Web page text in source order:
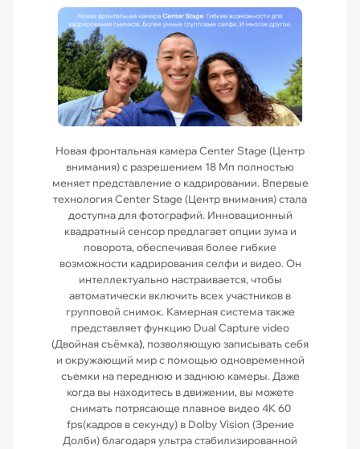
Новая фронтальная камера Center Stage (Центр
внимания) с разрешением 18 Мп полностью
меняет представление о кадрировании. Впервые
технология Center Stage (Центр внимания) стала
доступна для фотографий. Инновационный
квадратный сенсор предлагает опции зума и
поворота, обеспечивая более гибкие
возможности кадрирования селфи и видео. Он
интеллектуально настраивается, чтобы
автоматически включить всех участников в
групповой снимок. Камерная система также
представляет функцию Dual Capture video
(Двойная съёмка), позволяющую записывать себя
и окружающий мир с помощью одновременной
съемки на переднюю и заднюю камеры. Даже
когда вы находитесь в движении, вы можете
снимать потрясающе плавное видео 4K 60
fps(кадров в секунду) в Dolby Vision (Зрение
Долби) благодаря ультра стабилизированной